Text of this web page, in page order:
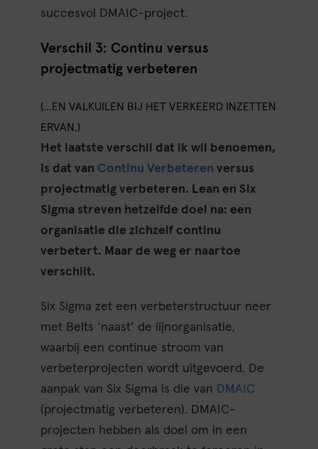
succesvol DMAIC-project.
Verschil 3: Continu versus
projectmatig verbeteren
(…EN VALKUILEN BIJ HET VERKEERD INZETTEN
ERVAN.)
Het laatste verschil dat ik wil benoemen,
is dat van Continu Verbeteren versus
projectmatig verbeteren. Lean en Six
Sigma streven hetzelfde doel na: een
organisatie die zichzelf continu
verbetert. Maar de weg er naartoe
verschilt.
Six Sigma zet een verbeterstructuur neer
met Belts ‘naast’ de lijnorganisatie,
waarbij een continue stroom van
verbeterprojecten wordt uitgevoerd. De
aanpak van Six Sigma is die van DMAIC
(projectmatig verbeteren). DMAIC-
projecten hebben als doel om in een